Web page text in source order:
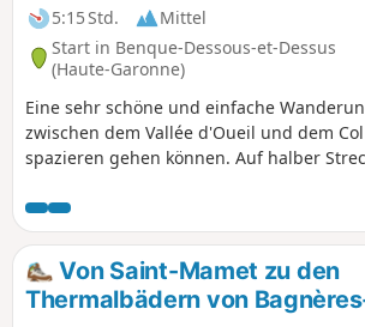
5:15 Std.
Mittel
Start in Benque-Dessous-et-Dessus
(Haute-Garonne)
Eine sehr schöne und einfache
zwischen dem Vallée d'Oueil und dem
spazieren gehen können. Auf halber
und Quayrat. Das Croix de Garin bietet
auf die Agudes und den Aufstieg zum
Von Saint-Mamet zu den
Thermalbädern von